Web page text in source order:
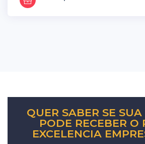
QUER SABER SE
PODE RECEBER O
EXCELENCIA